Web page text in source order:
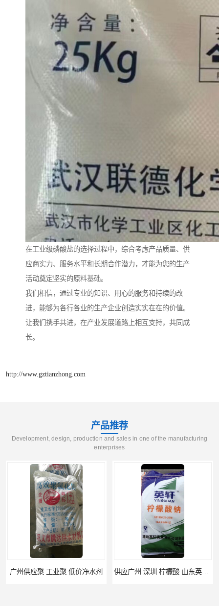
在工业级磷酸盐的选择过程中，综合考虑产品质量、供
应商实力、服务水平和长期合作潜力，才能为您的生产
活动奠定坚实的原料基础。
我们相信，通过专业的知识、用心的服务和持续的改
进，能够为各行各业的生产企业创造实实在在的价值。
让我们携手共进，在产业发展道路上相互支持，共同成
长。
http://www.gztianzhong.com
产品推荐
Development, design, production and sales in one of the manufacturing
enterprises
供应广州 深圳 柠檬酸 山东英轩柠檬酸 二水柠檬酸 供应碳酸 工业小苏打